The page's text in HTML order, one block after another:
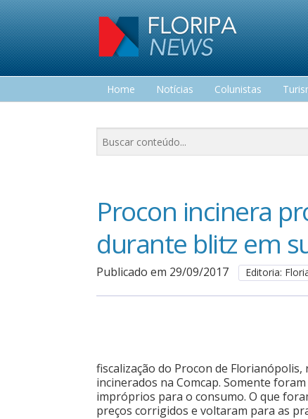
Home Notícias Colunistas
Procon incinera
durante blitz em
Publicado em 29/09/2017 Editoria:
fiscalização do Procon de
incinerados na Comcap. Somente
impróprios para o consumo. O que
preços corrigidos e voltaram para as